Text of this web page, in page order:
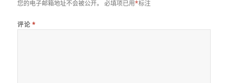
您的电子邮箱地址不会被公开。 必填项已用*标注
评论 *